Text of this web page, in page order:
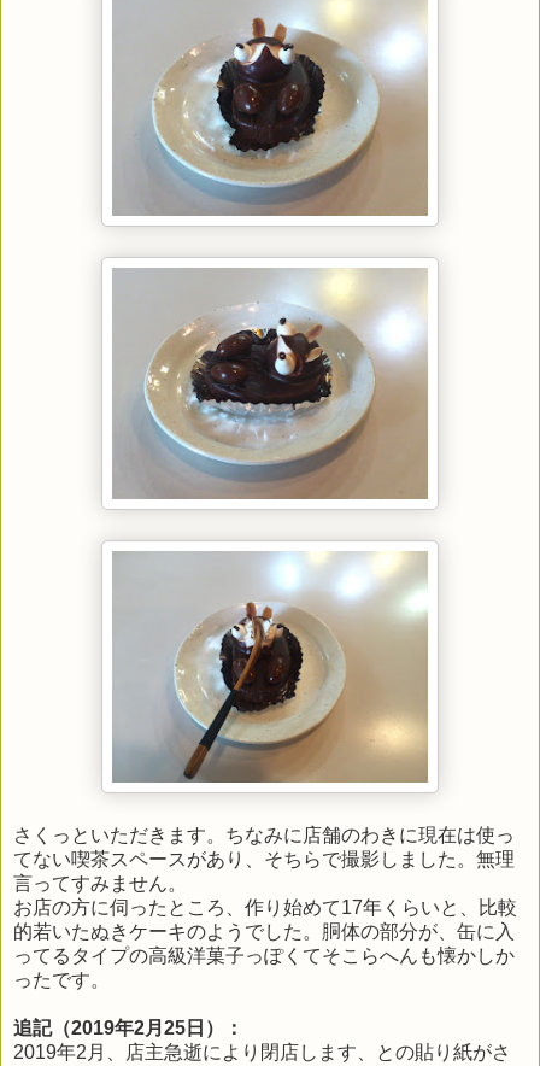
さくっといただきます。ちなみに店舗のわきに現在は使っ
てない喫茶スペースがあり、そちらで撮影しました。無理
言ってすみません。
お店の方に伺ったところ、作り始めて17年くらいと、比較
的若いたぬきケーキのようでした。胴体の部分が、缶に入
ってるタイプの高級洋菓子っぽくてそこらへんも懐かしか
ったです。
追記（2019年2月25日）：
2019年2月、店主急逝により閉店します、との貼り紙がさ